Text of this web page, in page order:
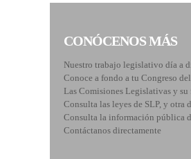
CONÓCENOS MÁS
Nuestro trabajo legislativo día a
Conoce a fondo a tu Congreso
Las Comisiones Legislativas y su
Consulta las leyes de SLP, y otra
Consulta la información pública
Contáctanos directamente